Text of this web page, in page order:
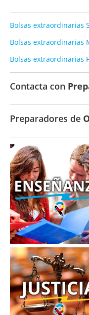
Bolsas extraordinarias
Bolsas extraordinarias
Bolsas extraordinarias
Contacta con
Preparadores de